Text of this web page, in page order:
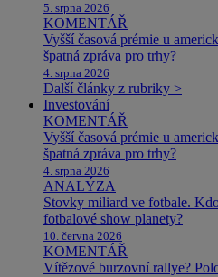
5. srpna 2026
KOMENTÁŘ
Vyšší časová prémie u
špatná zpráva pro trhy?
4. srpna 2026
Další články z rubriky >
Investování
KOMENTÁŘ
Vyšší časová prémie u
špatná zpráva pro trhy?
4. srpna 2026
ANALÝZA
Stovky miliard ve fotbale.
fotbalové show planety?
10. června 2026
KOMENTÁŘ
Vítězové burzovní rallye?